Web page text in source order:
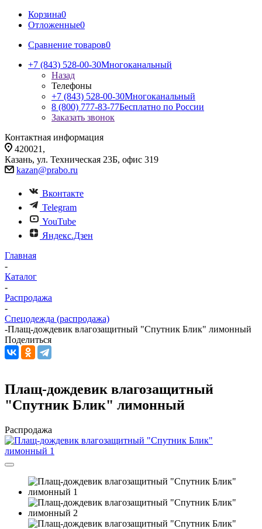
Корзина0
Отложенные0
Сравнение товаров0
+7 (843) 528-00-30Многоканальный
Назад
Телефоны
+7 (843) 528-00-30Многоканальный
8 (800) 777-83-77Бесплатно по России
Заказать звонок
Контактная информация
420021,
Казань, ул. Техническая 23Б, офис 319
kazan@prabo.ru
Вконтакте
Telegram
YouTube
Яндекс.Дзен
Главная
-
Каталог
-
Распродажа
-
Спецодежда (распродажа)
-Плащ-дождевик влагозащитный "Спутник Блик" лимонный
Поделиться
Плащ-дождевик влагозащитный
"Спутник Блик" лимонный
Распродажа